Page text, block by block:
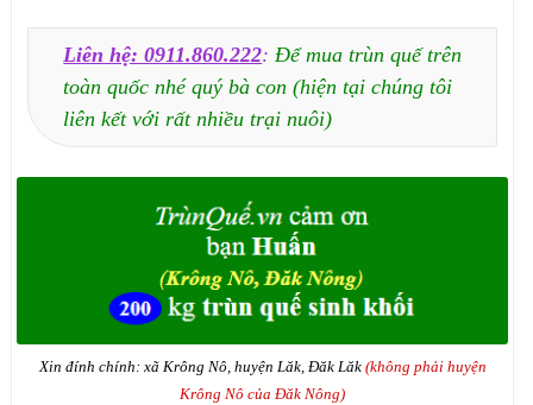
Liên hệ: 0911.860.222:Để mua trùn quế trên
toàn quốc nhé quý bà con (hiện tại chúng tôi
liên kết với rất nhiều trại nuôi)
Xin đính chính: xã Krông Nô, huyện Lăk, Đăk Lăk (không phải huyện
Krông Nô của Đăk Nông)